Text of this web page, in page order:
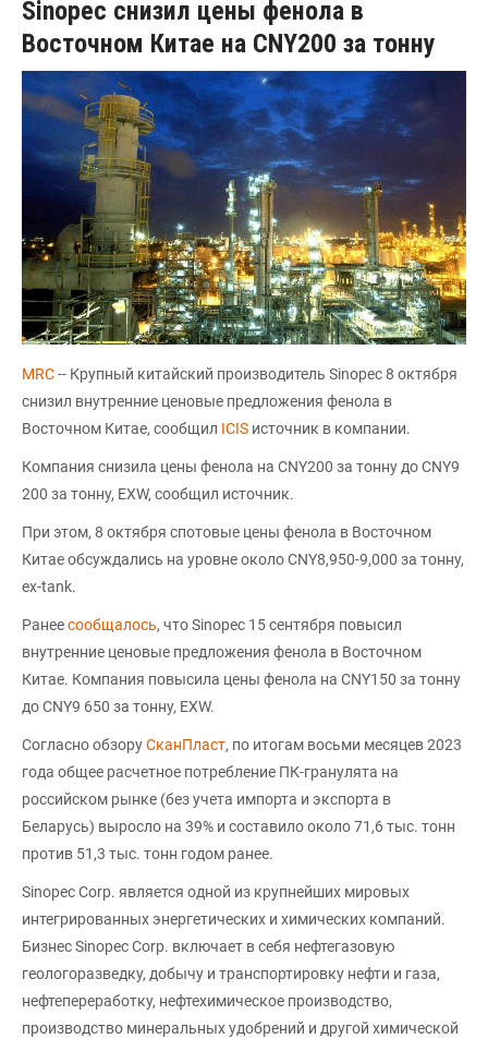
Sinopec снизил цены фенола в
Восточном Китае на CNY200 за тонну
MRC-- Крупный китайский производитель Sinopec 8 октября
снизил внутренние ценовые предложения фенола в
Восточном Китае, сообщил ICIS источник в компании.
Компания снизила цены фенола на CNY200 за тонну до CNY9
200 за тонну, EXW, сообщил источник.
При этом, 8 октября спотовые цены фенола в Восточном
Китае обсуждались на уровне около CNY8,950-9,000 за тонну,
ex-tank.
Ранеесообщалось, что Sinopec 15 сентября повысил
внутренние ценовые предложения фенола в Восточном
Китае. Компания повысила цены фенола на CNY150 за тонну
до CNY9 650 за тонну, EXW.
Согласно обзоруСканПласт, по итогам восьми месяцев 2023
года общее расчетное потребление ПК-гранулята на
российском рынке (без учета импорта и экспорта в
Беларусь) выросло на 39% и составило около 71,6 тыс. тонн
против 51,3 тыс. тонн годом ранее.
Sinopec Corp. является одной из крупнейших мировых
интегрированных энергетических и химических компаний.
Бизнес Sinopec Corp. включает в себя нефтегазовую
геологоразведку, добычу и транспортировку нефти и газа,
нефтепереработку, нефтехимическое производство,
производство минеральных удобрений и другой химической